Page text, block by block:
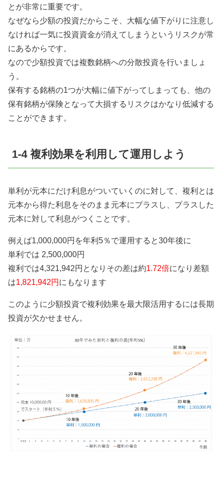
とが非常に重要です。
なぜなら少額の投資だからこそ、大幅な値下がりに注意し
なければ一気に投資資金が消えてしまうというリスクが常
にあるからです。
なので少額投資では複数銘柄への分散投資を行いましょ
う。
保有する銘柄の1つが大幅に値下がってしまっても、他の
保有銘柄が保険となって大損するリスクはかなり低減する
ことができます。
1-4 複利効果を利用して運用しよう
単利が元本にだけ利息がついていくのに対して、複利とは
元本から得た利息をそのまま元本にプラスし、プラスした
元本に対して利息がつくことです。
例えば1,000,000円を年利5％で運用すると30年後に
単利では 2,500,000円
複利では4,321,942円となりその差は約1.72倍になり差額
は1,821,942円 にもなります
このように少額投資で複利効果を最大限活用するには長期
投資が欠かせません。